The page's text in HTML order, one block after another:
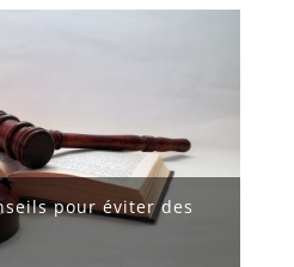
pour éviter des